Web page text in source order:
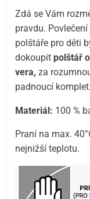
Zdá se Vám
pravdu.
polštáře pro děti
dokoupitpolštář
vera, za
padnoucí
Materiál: 100 %
Praní na max.
nejnižší teplotu.